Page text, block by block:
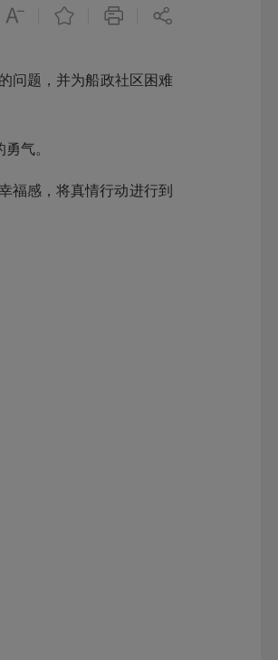
问题，并为船政社区困难
气。
感，将真情行动进行到